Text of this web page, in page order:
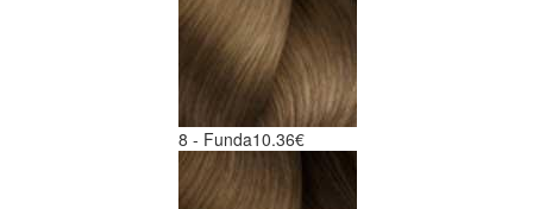
8 - Funda10.36€